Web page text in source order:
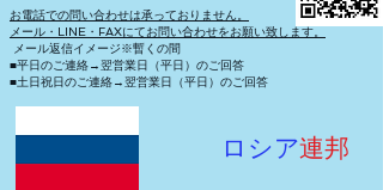
お電話での問い合わせは承っておりません。
メール・LINE・FAXにてお問い合わせをお願い致します。
メール返信イメージ※暫くの間
■平日のご連絡→翌営業日（平日）のご回答
■土日祝日のご連絡→翌営業日（平日）のご回答
ロシア連邦